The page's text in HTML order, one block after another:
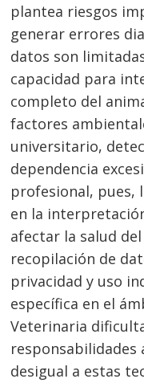
plantea riesgos
generar errores
datos son
capacidad para
completo del
factores
universitario,
dependencia
profesional, pues,
en la
afectar la salud
recopilación de
privacidad y uso
específica en el
Veterinaria
responsabilidades
desigual a estas